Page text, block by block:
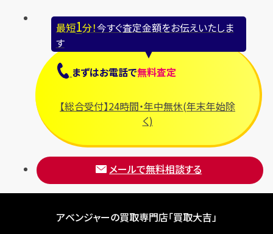
最短1分！今すぐ査定金額をお伝えいたしま
す
まずはお電話で無料査定
【総合受付】24時間・年中無休(年末年始除
く)
メールで無料相談する
アベンジャーの買取専門店「買取大吉」